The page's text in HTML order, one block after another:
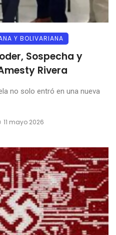
Y BOLIVARIANA
Sospecha y
Rivera
no solo entró en una nueva
11 mayo 2026